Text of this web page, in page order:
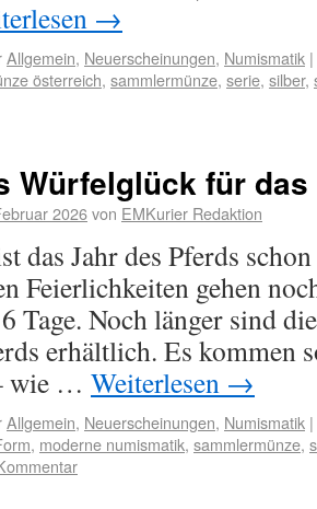
→
Allgemein, Neuerscheinungen, Numismatik |
österreich, sammlermünze, serie, silber,
Würfelglück für
2026von EMKurier Redaktion
das Jahr des Pferds
Feierlichkeiten gehen
Tage. Noch länger sind
erhältlich. Es kommen
wie … Weiterlesen →
Allgemein, Neuerscheinungen, Numismatik |
, moderne numismatik, sammlermünze,